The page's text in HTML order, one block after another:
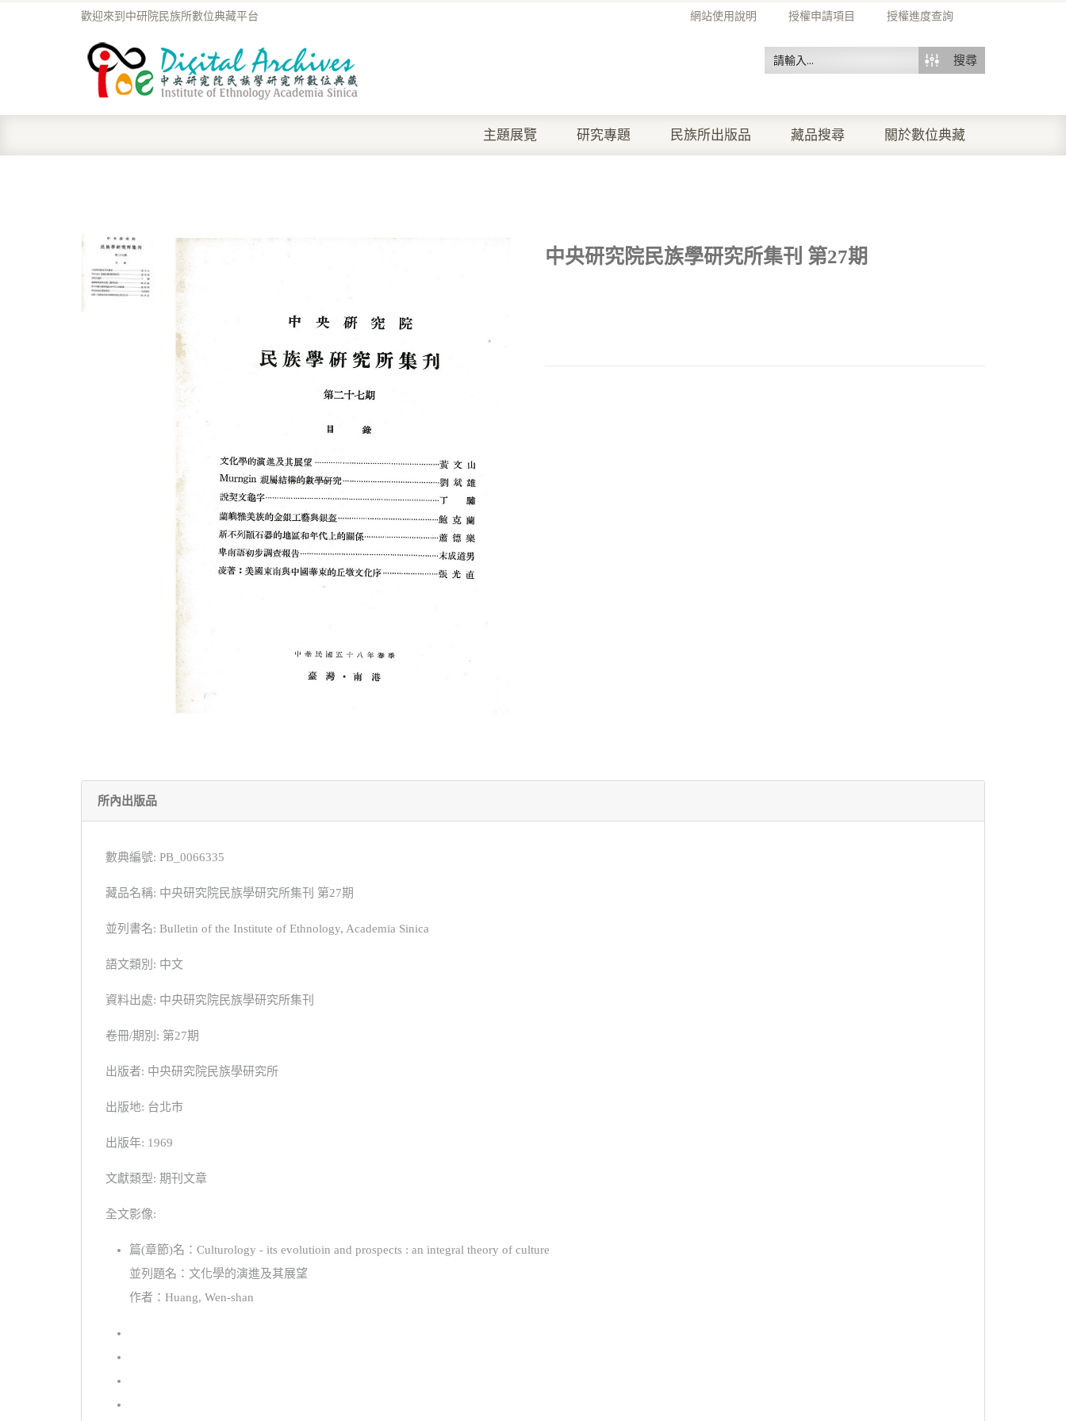
網站使用說明 授權申請項目 授權進度查詢
歡迎來到中研院民族所數位典藏平台
搜尋
主題展覽 研究專題 民族所出版品 藏品搜尋 關於數位典藏
中央研究院民族學研究所集刊 第27期
所內出版品
數典編號: PB_0066335
藏品名稱: 中央研究院民族學研究所集刊 第27期
並列書名: Bulletin of the Institute of Ethnology, Academia Sinica
語文類別: 中文
資料出處: 中央研究院民族學研究所集刊
卷冊/期別: 第27期
出版者: 中央研究院民族學研究所
出版地: 台北市
出版年: 1969
文獻類型: 期刊文章
全文影像:
篇(章節)名：Culturology - its evolutioin and prospects : an integral theory of culture
並列題名：文化學的演進及其展望
作者：Huang, Wen-shan